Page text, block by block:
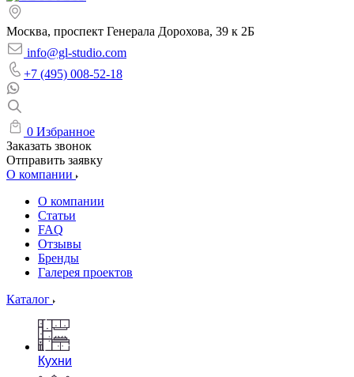
Москва, проспект Генерала Дорохова, 39 к 2Б
info@gl-studio.com
+7 (495) 008-52-18
0 Избранное
Заказать звонок
Отправить заявку
О компании
О компании
Статьи
FAQ
Отзывы
Бренды
Галерея проектов
Каталог
Кухни